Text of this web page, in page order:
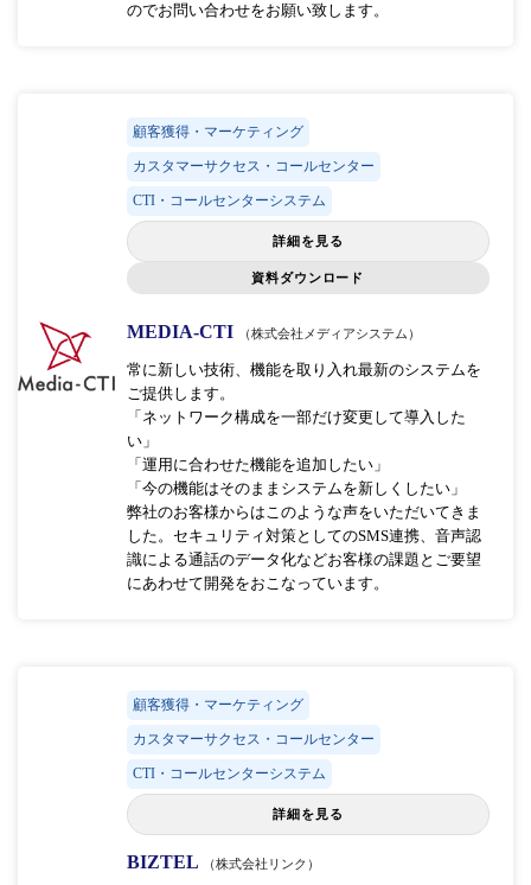
のでお問い合わせをお願い致します。
顧客獲得・マーケティング
カスタマーサクセス・コールセンター
CTI・コールセンターシステム
詳細を見る
資料ダウンロード
MEDIA-CTI （株式会社メディアシステム）
常に新しい技術、機能を取り入れ最新のシステムを
ご提供します。
「ネットワーク構成を一部だけ変更して導入した
い」
「運用に合わせた機能を追加したい」
「今の機能はそのままシステムを新しくしたい」
弊社のお客様からはこのような声をいただいてきま
した。セキュリティ対策としてのSMS連携、音声認
識による通話のデータ化などお客様の課題とご要望
にあわせて開発をおこなっています。
顧客獲得・マーケティング
カスタマーサクセス・コールセンター
CTI・コールセンターシステム
詳細を見る
BIZTEL （株式会社リンク）